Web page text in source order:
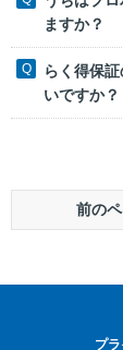
ますか？
らく得保
いですか？
前の
プ